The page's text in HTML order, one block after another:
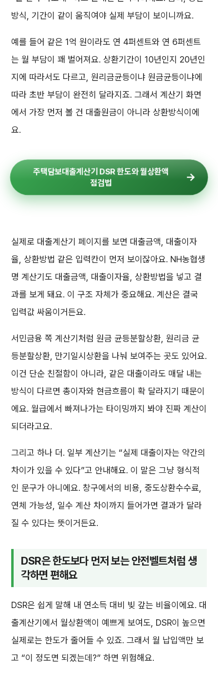
방식, 기간이 같이 움직여야 실제 부담이 보이니까요.
예를 들어 같은 1억 원이라도 연 4퍼센트와 연 6퍼센트
는 월 부담이 꽤 벌어져요. 상환기간이 10년인지 20년인
지에 따라서도 다르고, 원리금균등이냐 원금균등이냐에
따라 초반 부담이 완전히 달라지죠. 그래서 계산기 화면
에서 가장 먼저 볼 건 대출원금이 아니라 상환방식이에
요.
주택담보대출계산기 DSR 한도와 월상환액
점검법
실제로 대출계산기 페이지를 보면 대출금액, 대출이자
율, 상환방법 같은 입력칸이 먼저 보이잖아요. NH농협생
명 계산기도 대출금액, 대출이자율, 상환방법을 넣고 결
과를 보게 돼요. 이 구조 자체가 중요해요. 계산은 결국
입력값 싸움이거든요.
서민금융 쪽 계산기처럼 원금 균등분할상환, 원리금 균
등분할상환, 만기일시상환을 나눠 보여주는 곳도 있어요.
이건 단순 친절함이 아니라, 같은 대출이라도 매달 내는
방식이 다르면 총이자와 현금흐름이 확 달라지기 때문이
에요. 월급에서 빠져나가는 타이밍까지 봐야 진짜 계산이
되더라고요.
그리고 하나 더. 일부 계산기는 “실제 대출이자는 약간의
차이가 있을 수 있다”고 안내해요. 이 말은 그냥 형식적
인 문구가 아니에요. 창구에서의 비용, 중도상환수수료,
연체 가능성, 일수 계산 차이까지 들어가면 결과가 달라
질 수 있다는 뜻이거든요.
DSR은 한도보다 먼저 보는 안전벨트처럼 생
각하면 편해요
DSR은 쉽게 말해 내 연소득 대비 빚 갚는 비율이에요. 대
출계산기에서 월상환액이 예쁘게 보여도, DSR이 높으면
실제로는 한도가 줄어들 수 있죠. 그래서 월 납입액만 보
고 “이 정도면 되겠는데?” 하면 위험해요.